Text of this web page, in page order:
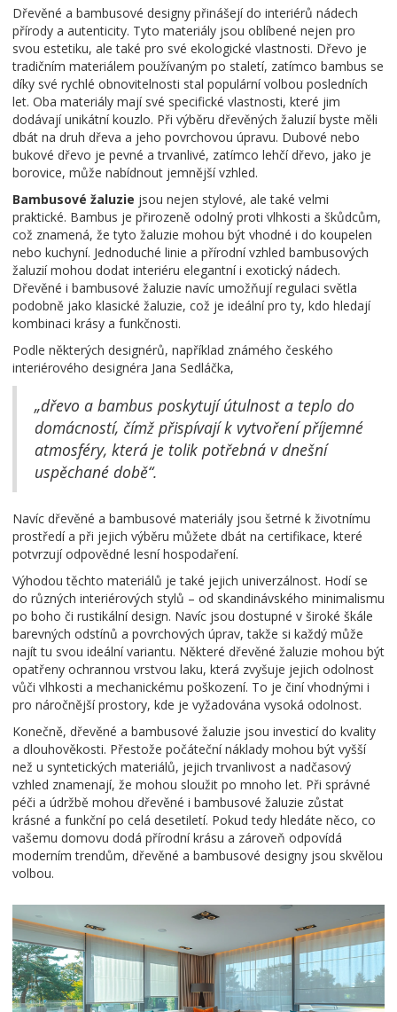
Dřevěné a bambusové designy přinášejí do interiérů nádech
přírody a autenticity. Tyto materiály jsou oblíbené nejen pro
svou estetiku, ale také pro své ekologické vlastnosti. Dřevo je
tradičním materiálem používaným po staletí, zatímco bambus se
díky své rychlé obnovitelnosti stal populární volbou posledních
let. Oba materiály mají své specifické vlastnosti, které jim
dodávají unikátní kouzlo. Při výběru dřevěných žaluzií byste měli
dbát na druh dřeva a jeho povrchovou úpravu. Dubové nebo
bukové dřevo je pevné a trvanlivé, zatímco lehčí dřevo, jako je
borovice, může nabídnout jemnější vzhled.
Bambusové žaluzie jsou nejen stylové, ale také velmi
praktické. Bambus je přirozeně odolný proti vlhkosti a škůdcům,
což znamená, že tyto žaluzie mohou být vhodné i do koupelen
nebo kuchyní. Jednoduché linie a přírodní vzhled bambusových
žaluzií mohou dodat interiéru elegantní i exotický nádech.
Dřevěné i bambusové žaluzie navíc umožňují regulaci světla
podobně jako klasické žaluzie, což je ideální pro ty, kdo hledají
kombinaci krásy a funkčnosti.
Podle některých designérů, například známého českého
interiérového designéra Jana Sedláčka,
„dřevo a bambus poskytují útulnost a teplo do
domácností, čímž přispívají k vytvoření příjemné
atmosféry, která je tolik potřebná v dnešní
uspěchané době“.
Navíc dřevěné a bambusové materiály jsou šetrné k životnímu
prostředí a při jejich výběru můžete dbát na certifikace, které
potvrzují odpovědné lesní hospodaření.
Výhodou těchto materiálů je také jejich univerzálnost. Hodí se
do různých interiérových stylů – od skandinávského minimalismu
po boho či rustikální design. Navíc jsou dostupné v široké škále
barevných odstínů a povrchových úprav, takže si každý může
najít tu svou ideální variantu. Některé dřevěné žaluzie mohou být
opatřeny ochrannou vrstvou laku, která zvyšuje jejich odolnost
vůči vlhkosti a mechanickému poškození. To je činí vhodnými i
pro náročnější prostory, kde je vyžadována vysoká odolnost.
Konečně, dřevěné a bambusové žaluzie jsou investicí do kvality
a dlouhověkosti. Přestože počáteční náklady mohou být vyšší
než u syntetických materiálů, jejich trvanlivost a nadčasový
vzhled znamenají, že mohou sloužit po mnoho let. Při správné
péči a údržbě mohou dřevěné i bambusové žaluzie zůstat
krásné a funkční po celá desetiletí. Pokud tedy hledáte něco, co
vašemu domovu dodá přírodní krásu a zároveň odpovídá
moderním trendům, dřevěné a bambusové designy jsou skvělou
volbou.